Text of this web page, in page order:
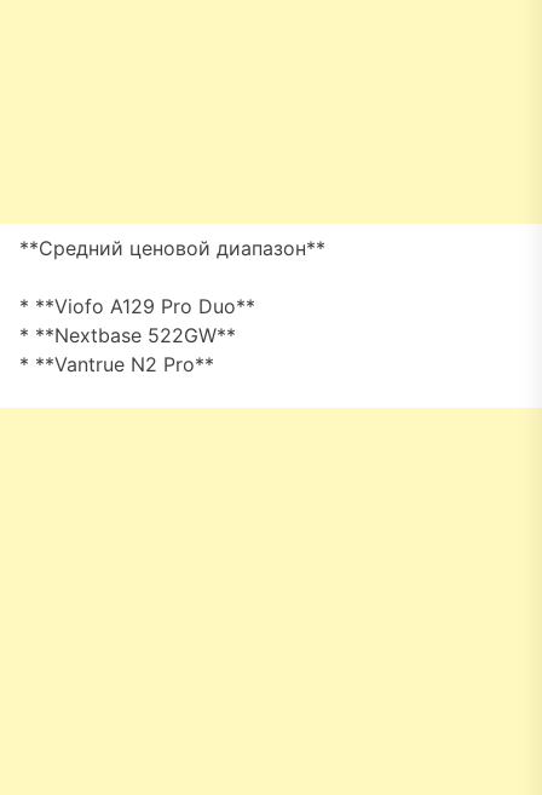
**Средний ценовой диапазон**
* **Viofo A129 Pro Duo**
* **Nextbase 522GW**
* **Vantrue N2 Pro**